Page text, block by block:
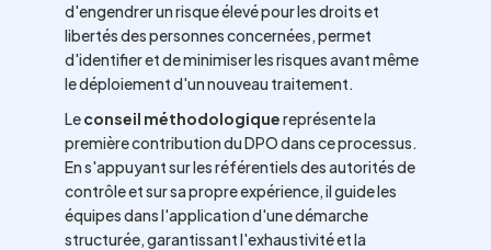
d'engendrer un risque élevé pour les droits et
libertés des personnes concernées, permet
d'identifier et de minimiser les risques avant même
le déploiement d'un nouveau traitement.
Leconseil méthodologiquereprésente la
première contribution du DPO dans ce processus.
En s'appuyant sur les référentiels des autorités de
contrôle et sur sa propre expérience, il guide les
équipes dans l'application d'une démarche
structurée, garantissant l'exhaustivité et la